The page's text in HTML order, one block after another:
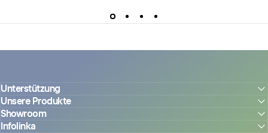
Unterstützung
Unsere Produkte
Showroom
Infolinka